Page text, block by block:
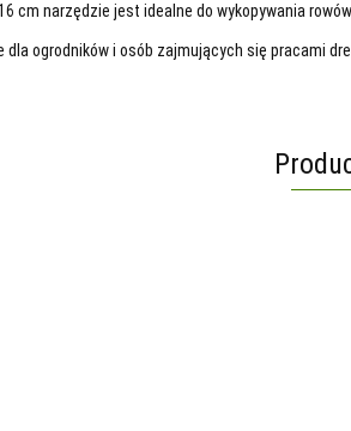
cm narzędzie jest idealne do wykopywania rowów
ogrodników i osób zajmujących się pracami